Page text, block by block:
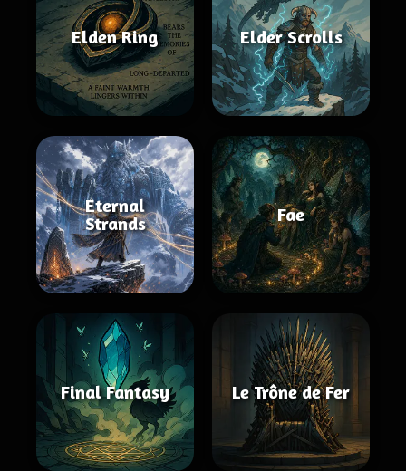
Elden Ring Elder Scrolls
Eternal
Strands
Fae
Final Fantasy Le Trône de Fer